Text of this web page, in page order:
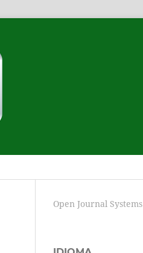
Open Journal Systems